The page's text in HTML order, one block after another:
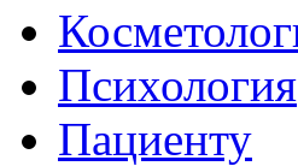
Психология
Пациенту